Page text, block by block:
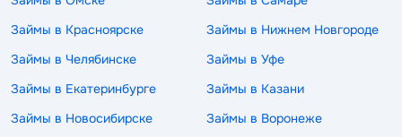
Займы в Красноярске
Займы в Нижнем Новгороде
Займы в Челябинске
Займы в Уфе
Займы в Екатеринбурге
Займы в Казани
Займы в Новосибирске
Займы в Воронеже